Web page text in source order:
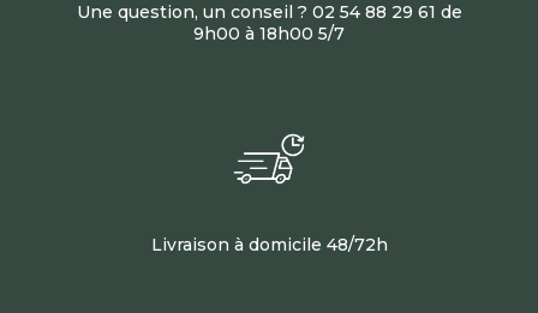
Une question, un conseil ? 02 54 88 29 61 de
9h00 à 18h00 5/7
Livraison à domicile 48/72h